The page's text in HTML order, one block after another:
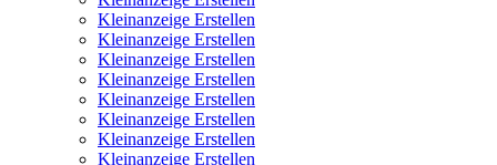
Kleinanzeige Erstellen
Kleinanzeige Erstellen
Kleinanzeige Erstellen
Kleinanzeige Erstellen
Kleinanzeige Erstellen
Kleinanzeige Erstellen
Kleinanzeige Erstellen
Kleinanzeige Erstellen